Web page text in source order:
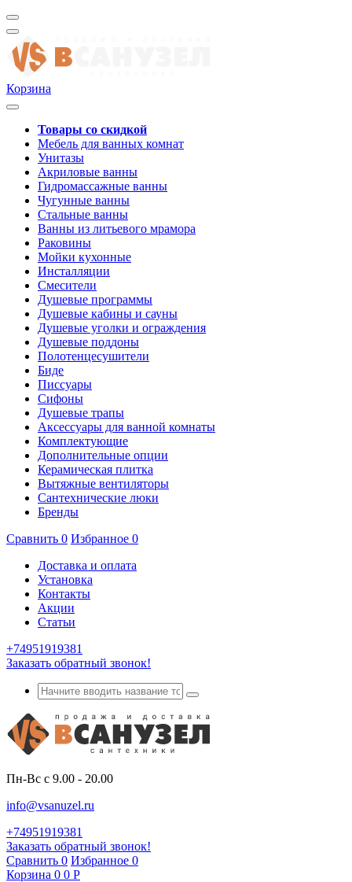
Корзина
Товары со скидкой
Мебель для ванных комнат
Унитазы
Акриловые ванны
Гидромассажные ванны
Чугунные ванны
Стальные ванны
Ванны из литьевого мрамора
Раковины
Мойки кухонные
Инсталляции
Смесители
Душевые программы
Душевые кабины и сауны
Душевые уголки и ограждения
Душевые поддоны
Полотенцесушители
Биде
Писсуары
Сифоны
Душевые трапы
Аксессуары для ванной комнаты
Комплектующие
Дополнительные опции
Керамическая плитка
Вытяжные вентиляторы
Сантехнические люки
Бренды
Сравнить 0 Избранное 0
Доставка и оплата
Установка
Контакты
Акции
Статьи
+74951919381
Заказать обратный звонок!
Пн-Вс с 9.00 - 20.00
info@vsanuzel.ru
+74951919381
Заказать обратный звонок!
Сравнить 0 Избранное 0
Корзина 0 0 Р